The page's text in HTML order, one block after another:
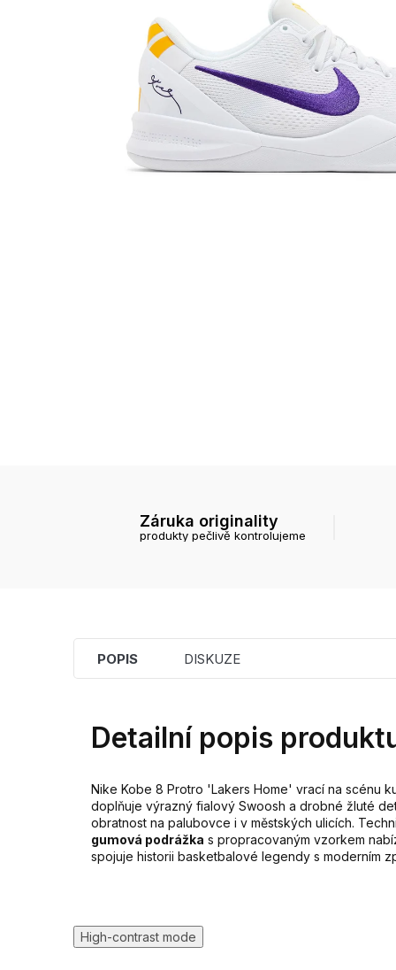
Záruka originality
produkty pečlivě kontrolujeme
POPIS DISKUZE
Detailní popis
Nike Kobe 8 Protro 'Lakers Home' vrací na scénu
doplňuje výrazný fialový Swoosh a drobné žluté
obratnost na palubovce i v městských ulicích.
gumová podrážka s propracovaným vzorkem
spojuje historii basketbalové legendy s moderním
High-contrast mode